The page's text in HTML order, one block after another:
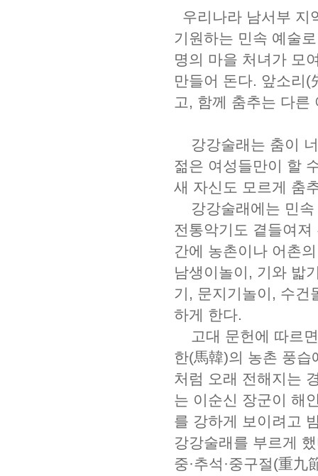
우리나라 남서부 지
기원하는 민속 예술
명의 마을 처녀가 모
만들어 돈다. 앞소리(
고, 함께 춤추는 다른
강강술래는 춤이
젊은 여성들만이 할
새 자신도 모르게 춤
강강술래에는 민속
전통악기도 곁들여
간에 농촌이나 어촌
남생이놀이, 기와 밟
기, 문지기놀이, 수건
하게 한다.
고대 문헌에 따르
한(馬韓)의 농촌 풍
처럼 오래 전해지는
는 이순신 장군이 해
를 강하게 보이려고
강강술래를 부르게
중·추석·중구절(重